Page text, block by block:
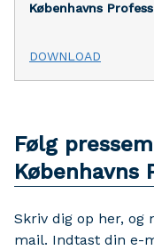
Københavns
DOWNLOAD
Følg
Københavns
Skriv dig op her, og
mail. Indtast din e-